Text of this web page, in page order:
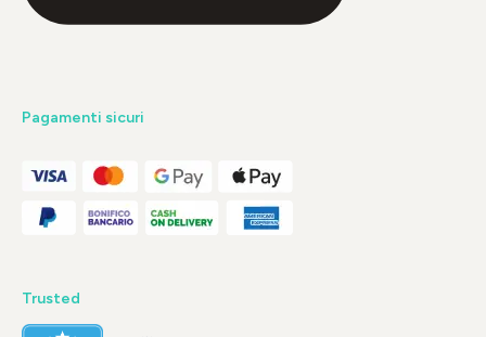
Pagamenti sicuri
Trusted